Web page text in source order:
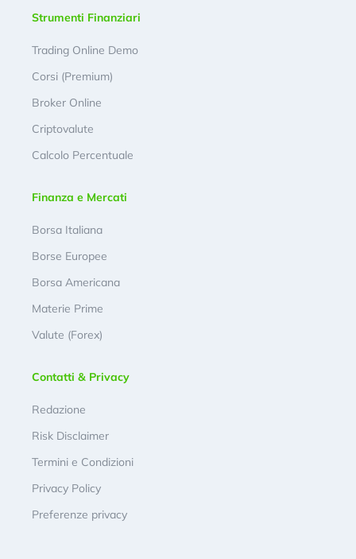
Strumenti Finanziari
Trading Online Demo
Corsi (Premium)
Broker Online
Criptovalute
Calcolo Percentuale
Finanza e Mercati
Borsa Italiana
Borse Europee
Borsa Americana
Materie Prime
Valute (Forex)
Contatti & Privacy
Redazione
Risk Disclaimer
Termini e Condizioni
Privacy Policy
Preferenze privacy